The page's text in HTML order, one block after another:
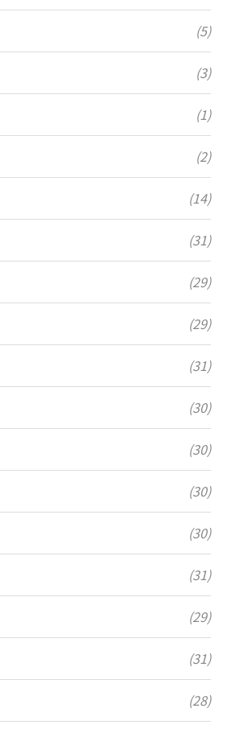
(5)
(3)
(1)
(2)
(14)
(31)
(29)
(29)
(31)
(30)
(30)
(30)
(30)
(31)
(29)
(31)
(28)